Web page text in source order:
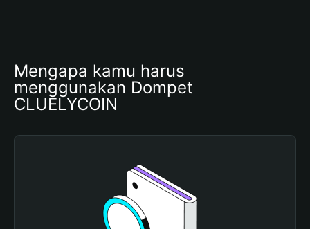
Mengapa kamu harus
menggunakan Dompet
CLUELYCOIN